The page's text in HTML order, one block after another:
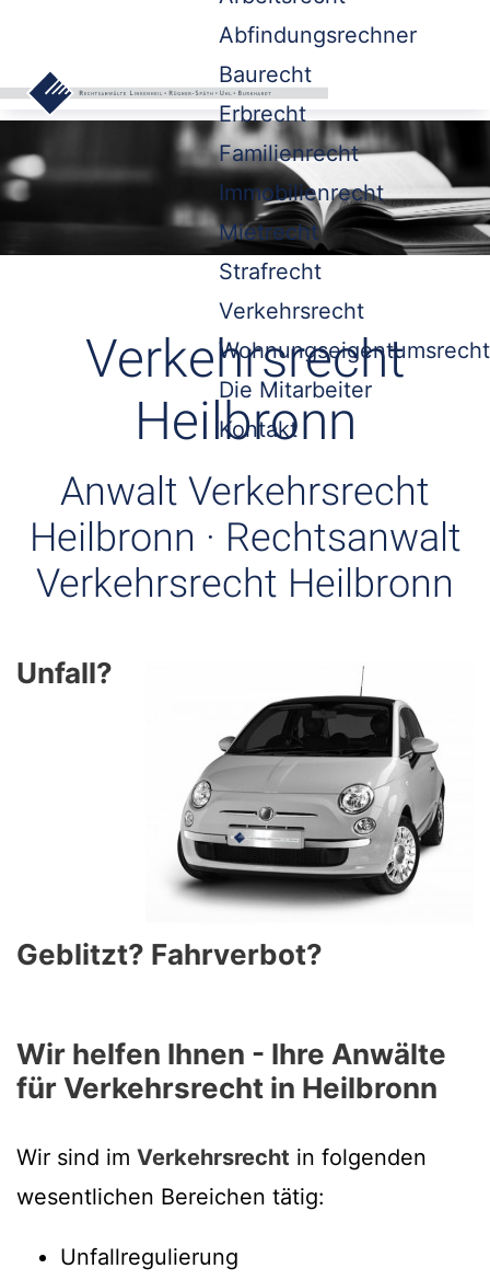
Abfindungsrechner
Baurecht
Erbrecht
Familienrecht
Immobilienrecht
Mietrecht
Strafrecht
Verkehrsrecht
Wohnungseigentumsrecht
Die Mitarbeiter
Kontakt
Verkehrsrecht
Heilbronn
Anwalt Verkehrsrecht
Heilbronn · Rechtsanwalt
Verkehrsrecht Heilbronn
Unfall?
Geblitzt? Fahrverbot?
Wir helfen Ihnen - Ihre Anwälte
für Verkehrsrecht in Heilbronn
Wir sind im Verkehrsrecht in folgenden
wesentlichen Bereichen tätig:
Unfallregulierung